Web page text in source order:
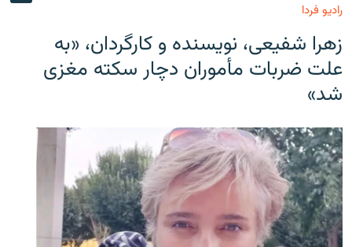
رادیو فردا
زهرا شفیعی، نویسنده و کارگردان، «به
علت ضربات مأموران دچار سکته مغزی
شد»